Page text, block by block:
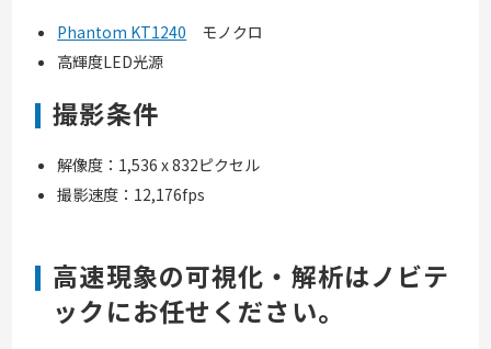
Phantom KT1240 モノクロ
高輝度LED光源
撮影条件
解像度：1,536 x 832ピクセル
撮影速度：12,176fps
高速現象の可視化・解析はノビテ
ックにお任せください。